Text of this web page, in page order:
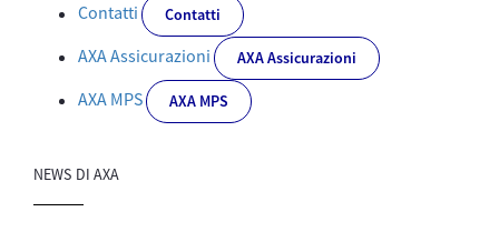
Contatti Contatti
AXA Assicurazioni AXA Assicurazioni
AXA MPS AXA MPS
NEWS DI AXA